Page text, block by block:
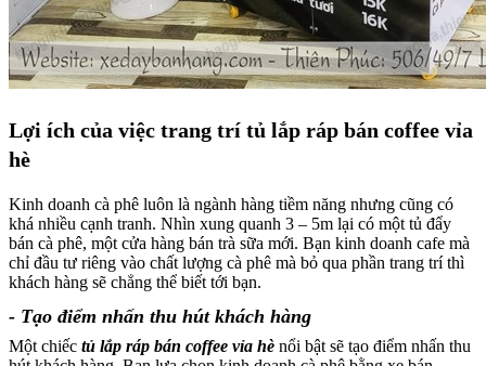
Lợi ích của việc trang trí tủ lắp ráp bán coffee vỉa
hè
Kinh doanh cà phê luôn là ngành hàng tiềm năng nhưng cũng có
khá nhiều cạnh tranh. Nhìn xung quanh 3 – 5m lại có một tủ đẩy
bán cà phê, một cửa hàng bán trà sữa mới. Bạn kinh doanh cafe mà
chỉ đầu tư riêng vào chất lượng cà phê mà bỏ qua phần trang trí thì
khách hàng sẽ chẳng thể biết tới bạn.
- Tạo điểm nhấn thu hút khách hàng
Một chiếc tủ lắp ráp bán coffee vỉa hè nổi bật sẽ tạo điểm nhấn thu